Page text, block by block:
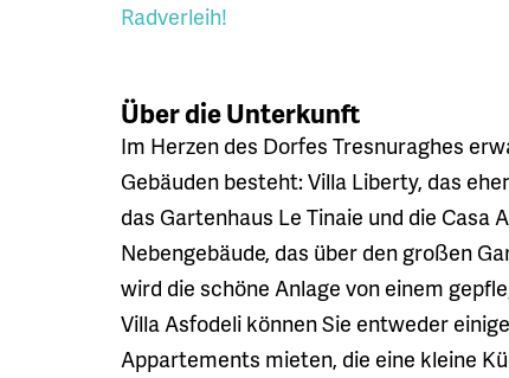
Radverleih!
Über die Unterkunft
Im Herzen des Dorfes Tresnuraghes
Gebäuden besteht: Villa Liberty, das
das Gartenhaus Le Tinaie und die
Nebengebäude, das über den großen
wird die schöne Anlage von einem
Villa Asfodeli können Sie entweder
Appartements mieten, die eine kleine